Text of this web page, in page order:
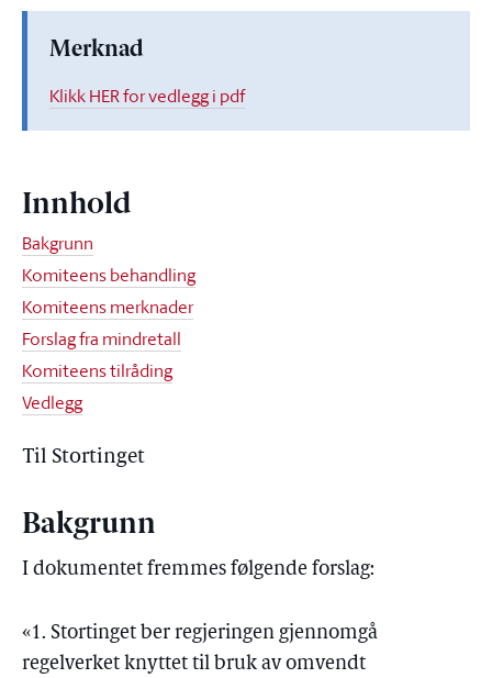
Merknad
Klikk HER for vedlegg i pdf
Innhold
Bakgrunn
Komiteens behandling
Komiteens merknader
Forslag fra mindretall
Komiteens tilråding
Vedlegg
Til Stortinget
Bakgrunn
I dokumentet fremmes følgende forslag:
«1. Stortinget ber regjeringen gjennomgå
regelverket knyttet til bruk av omvendt